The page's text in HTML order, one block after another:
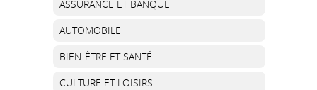
ASSURANCE ET BANQUE
AUTOMOBILE
BIEN-ÊTRE ET SANTÉ
CULTURE ET LOISIRS